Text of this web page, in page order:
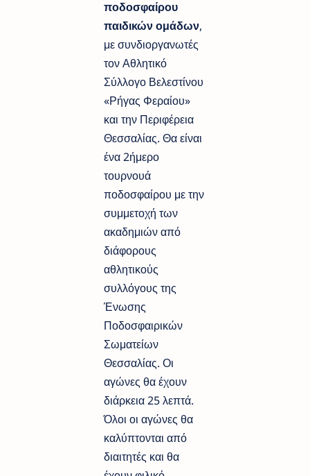
ποδοσφαίρου
παιδικών ομάδων,
με συνδιοργανωτές
τον Αθλητικό
Σύλλογο Βελεστίνου
«Ρήγας Φεραίου»
και την Περιφέρεια
Θεσσαλίας. Θα είναι
ένα 2ήμερο
τουρνουά
ποδοσφαίρου με την
συμμετοχή των
ακαδημιών από
διάφορους
αθλητικούς
συλλόγους της
Ένωσης
Ποδοσφαιρικών
Σωματείων
Θεσσαλίας. Οι
αγώνες θα έχουν
διάρκεια 25 λεπτά.
Όλοι οι αγώνες θα
καλύπτονται από
διαιτητές και θα